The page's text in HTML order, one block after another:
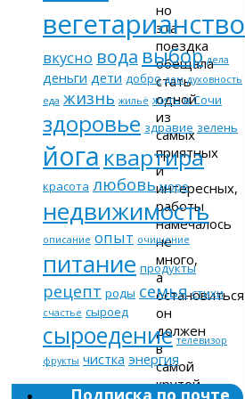
но
эта
поездка
обещала
стать
одной
из
самых
приятных
и
интересных,
работы
намечалось
не
много,
а
остановиться
он
должен
в
самой
крутой
вегетарианство
вкусно вода выбор дела
деньги дети добро дом духовность
еда жизнь жильё жить в Сочи
здоровье здравие зелень
йога квартира
красота любовь море
недвижимость
описание опыт очищение
питание продукты
рецепт роды семья стихи
счастье сыроед
сыроедение телевизор
фрукты чистка энергия
Подписка по почте